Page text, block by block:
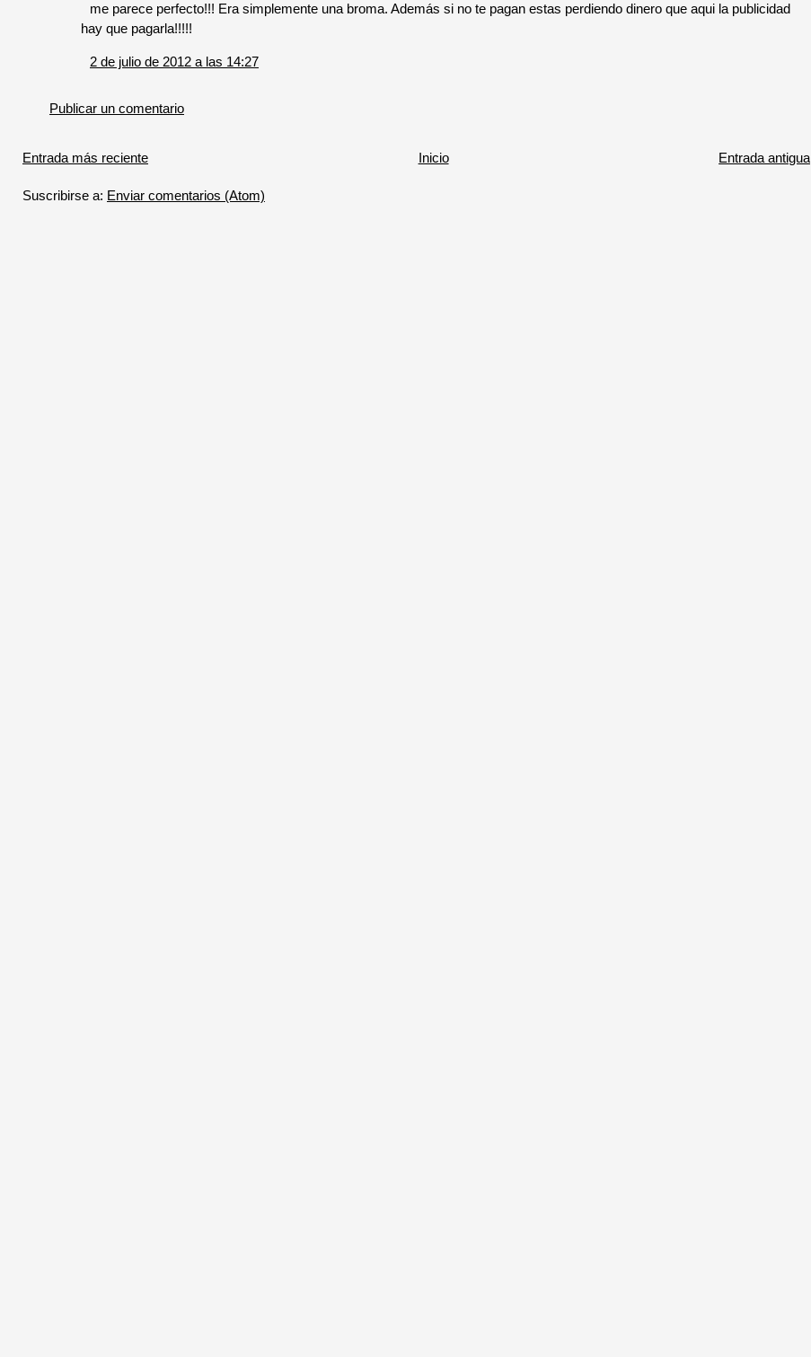
me parece perfecto!!! Era simplemente una broma. Además si no te pagan estas perdiendo dinero que aqui la publicidad
hay que pagarla!!!!!
2 de julio de 2012 a las 14:27
Publicar un comentario
Entrada más reciente Entrada antigua
Inicio
Suscribirse a: Enviar comentarios (Atom)